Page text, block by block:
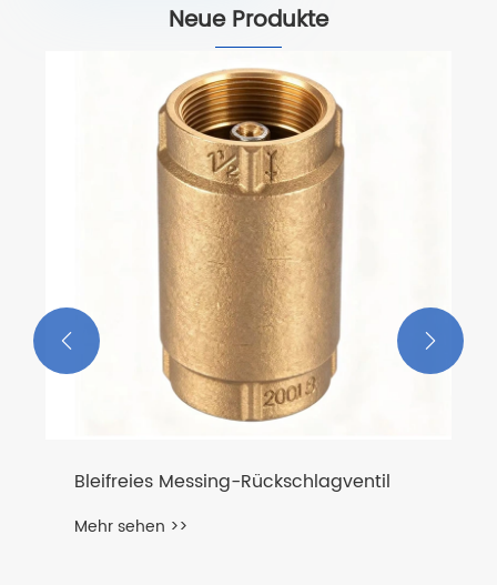
Neue Produkte
Bleifreies Messing-Rückschlagventil
Mehr sehen >>
 